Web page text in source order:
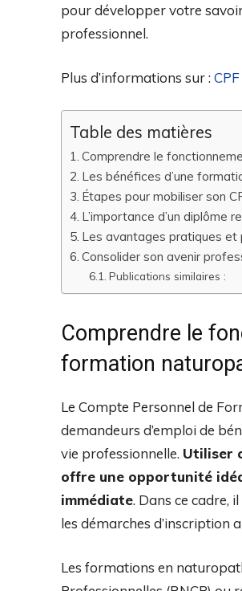
pour développer votre
professionnel.
Plus d’informations sur :
Table des matières
Comprendre le
Les bénéfices d’une
Étapes pour mobiliser son
L’importance d’un diplôme
Les avantages pratiques et
Consolider son avenir
Publications similaires :
Comprendre le
formation
Le Compte Personnel de
demandeurs d’emploi de
vie professionnelle. Utiliser
offre une opportunité
immédiate. Dans ce cadre,
les démarches d’inscription
Les formations en